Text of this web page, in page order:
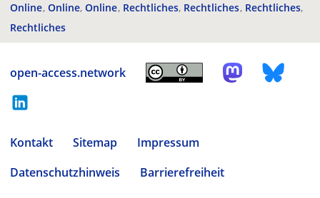
Online Online Online Rechtliches Rechtliches Rechtliches
Rechtliches
open-access.network
Kontakt Sitemap
Impressum
Datenschutzhinweis
Barrierefreiheit